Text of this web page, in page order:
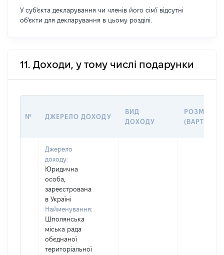
У суб'єкта декларування чи членів його сім'ї відсутні
об'єкти для декларування в цьому розділі.
11. Доходи, у тому числі подарунки
№ ДЖЕРЕЛО ДОХОДУ
ВИД
ДОХОДУ
РОЗМІР
(ВАРТІСТЬ)
Джерело
доходу:
Юридична
особа,
зареєстрована
в Україні
Найменування:
Шполянська
міська рада
обєднаної
територіальної